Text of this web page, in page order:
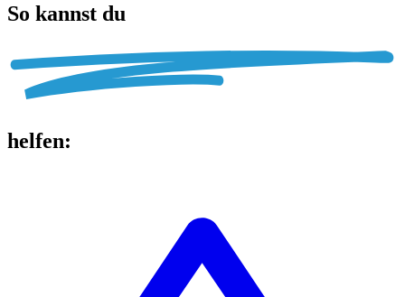
So kannst du
helfen: